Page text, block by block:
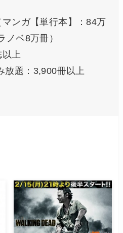
ンガ【単行本】：84万
ノベ8万冊）
上
放題：3,900冊以上